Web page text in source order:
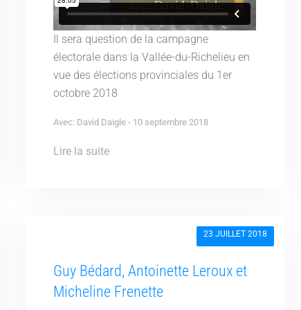
Il sera question de la campagne
électorale dans la Vallée-du-Richelieu en
vue des élections provinciales du 1er
octobre 2018
Avec: David Daigle - 10 septembre 2018
Lire la suite
23 JUILLET 2018
Guy Bédard, Antoinette Leroux et
Micheline Frenette